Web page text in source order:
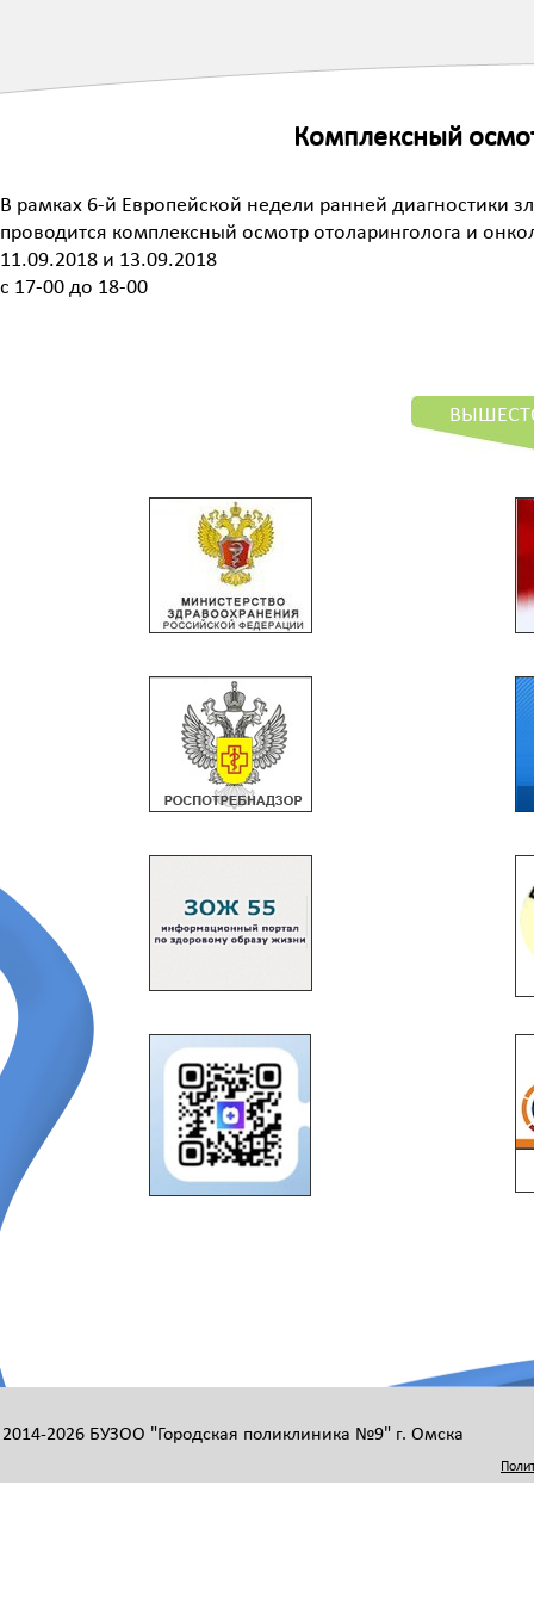
Комплексный
В рамках 6-й Европейской недели ранней диагностики
проводится комплексный осмотр отоларинголога и
11.09.2018 и 13.09.2018
с 17-00 до 18-00
2026 БУЗОО "Городская поликлиника №9" г. Омска